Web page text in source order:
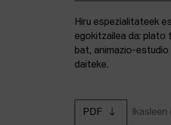
Hiru espezialitateek
egokitzailea da: plato
bat, animazio-
daiteke.
PDF